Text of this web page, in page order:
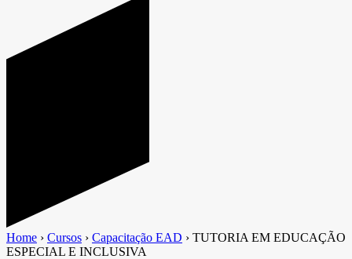
Home › Cursos › Capacitação EAD › TUTORIA EM EDUCAÇÃO
ESPECIAL E INCLUSIVA